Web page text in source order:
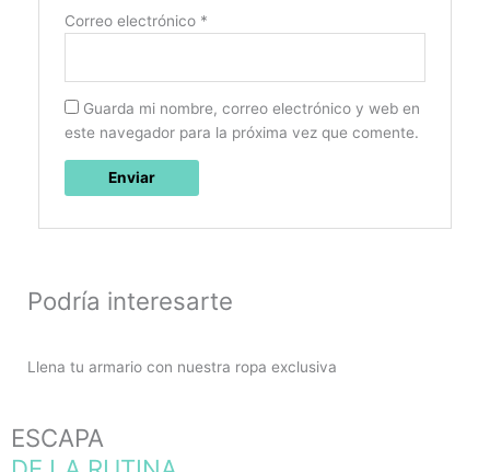
Correo electrónico *
Guarda mi nombre, correo electrónico y web en
este navegador para la próxima vez que comente.
Podría interesarte
Llena tu armario con nuestra ropa exclusiva
ESCAPA